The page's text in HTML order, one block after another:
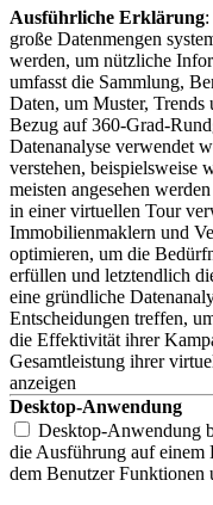
Ausführliche Erklärung
große Datenmengen
werden, um nützliche
umfasst die Sammlung,
Daten, um Muster,
Bezug auf 360-Grad-
Datenanalyse verwendet
verstehen, beispielsweise
meisten angesehen
in einer virtuellen Tour
Immobilienmaklern und
optimieren, um die
erfüllen und letztendlich
eine gründliche
Entscheidungen treffen,
die Effektivität ihrer
Gesamtleistung ihrer
Desktop-Anwendung
Desktop-Anwendung
die Ausführung auf
dem BenutzerFunktionen